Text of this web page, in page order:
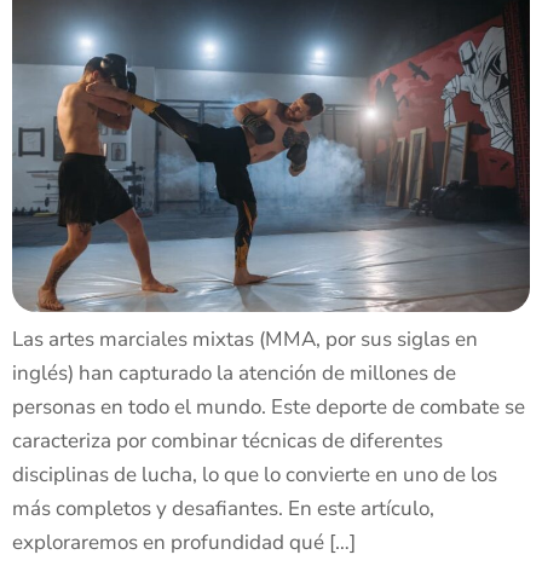
Las artes marciales mixtas (MMA, por sus siglas en
inglés) han capturado la atención de millones de
personas en todo el mundo. Este deporte de combate se
caracteriza por combinar técnicas de diferentes
disciplinas de lucha, lo que lo convierte en uno de los
más completos y desafiantes. En este artículo,
exploraremos en profundidad qué […]